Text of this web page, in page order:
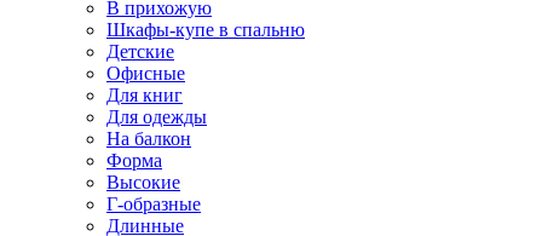
В прихожую
Шкафы-купе в спальню
Детские
Офисные
Для книг
Для одежды
На балкон
Форма
Высокие
Г-образные
Длинные